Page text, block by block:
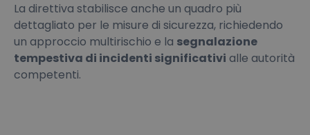
La direttiva stabilisce anche un quadro più
dettagliato per le misure di sicurezza, richiedendo
un approccio multirischio e la segnalazione
tempestiva di incidenti significativi alle autorità
competenti.